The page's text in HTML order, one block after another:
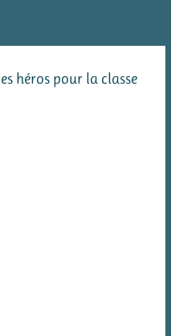
héros pour la classe